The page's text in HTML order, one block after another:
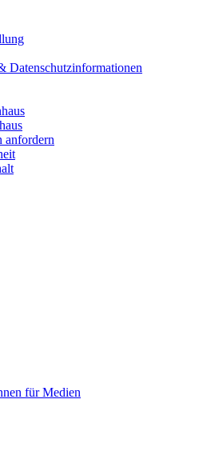
Datenschutzinformationen
anfordern
für Medien